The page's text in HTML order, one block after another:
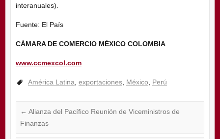
interanuales).
Fuente: El País
CÁMARA DE COMERCIO MÉXICO COLOMBIA
www.ccmexcol.com
América Latina exportaciones, México Perú
← Alianza del Pacífico Reunión de Viceministros de
Finanzas